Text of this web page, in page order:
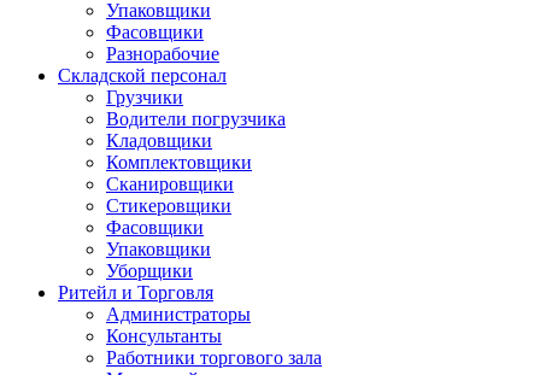
Упаковщики
Фасовщики
Разнорабочие
Складской персонал
Грузчики
Водители погрузчика
Кладовщики
Комплектовщики
Сканировщики
Стикеровщики
Фасовщики
Упаковщики
Уборщики
Ритейл и Торговля
Администраторы
Консультанты
Работники торгового зала